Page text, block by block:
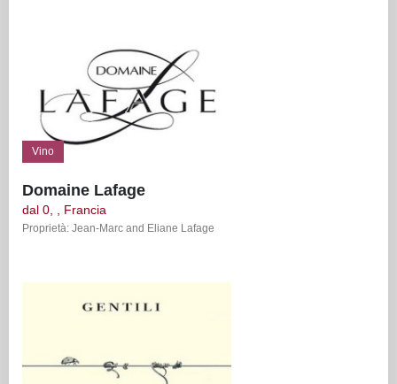
Vino
Domaine Lafage
dal 0, , Francia
Proprietà: Jean-Marc and Eliane Lafage